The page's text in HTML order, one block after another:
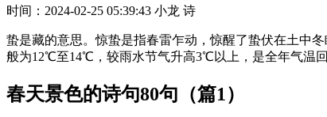
时间： 2024-02-25 05:39:43 小龙 诗
蛰是藏的意思。惊蛰是指春雷乍动，惊醒了蛰伏在土中
般为12℃至14℃，较雨水节气升高3℃以上，是全年气温
春天景色的诗句80句（篇1）